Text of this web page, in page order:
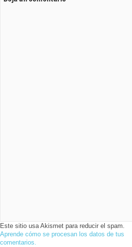
Este sitio usa Akismet para reducir el spam.
Aprende cómo se procesan los datos de tus
comentarios.